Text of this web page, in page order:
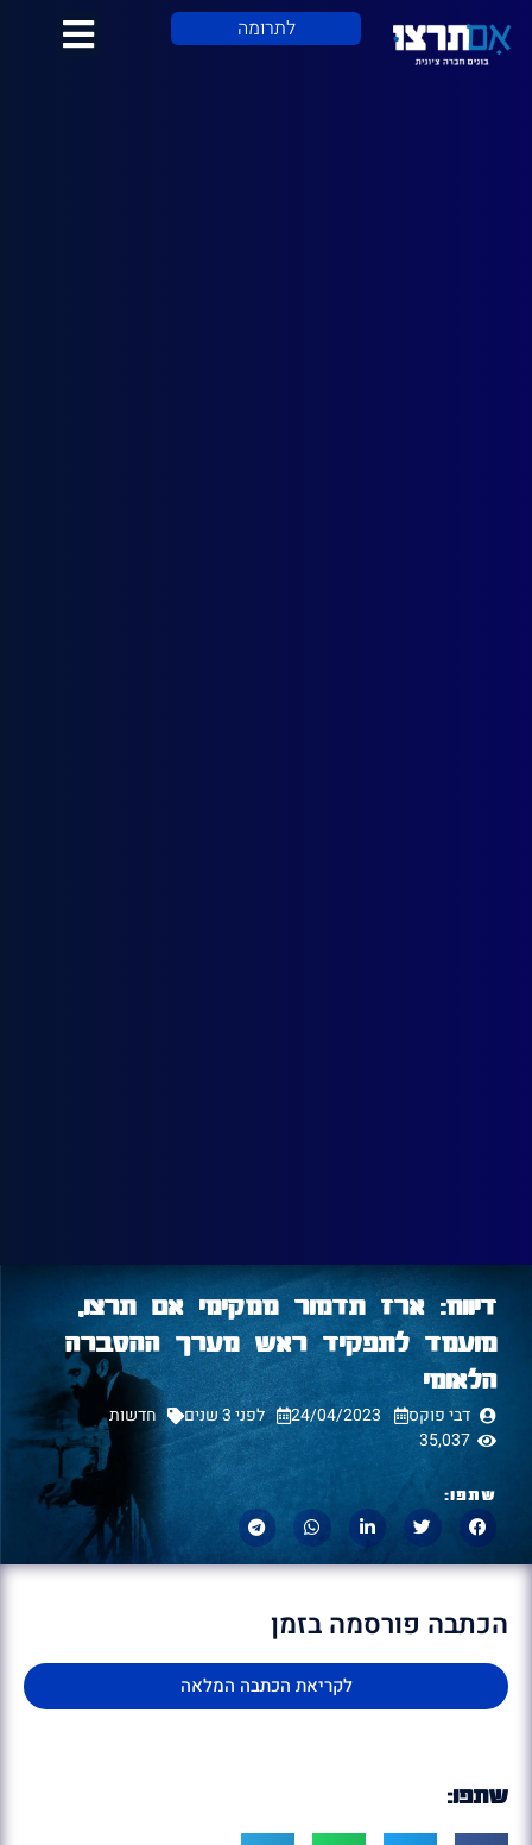
לתרומה
דיווח: ארז תדמור ממקימי אם תרצו,
מועמד לתפקיד ראש מערך ההסברה
הלאומי
דבי פוקס 24/04/2023 לפני 3 שנים
חדשות
35,037
שתפו:
הכתבה פורסמה בזמן
לקריאת הכתבה המלאה
שתפו: